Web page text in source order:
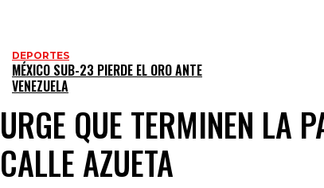
DEPORTES
MÉXICO SUB-23 PIERDE EL ORO ANTE
VENEZUELA
URGE QUE TERMINEN LA
CALLE AZUETA